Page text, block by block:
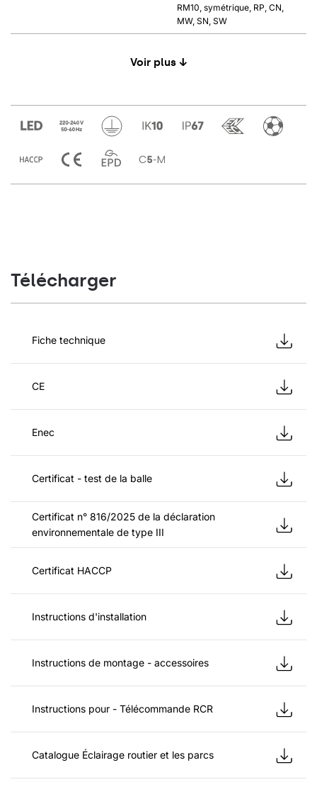
RM10, symétrique, RP, CN,
MW, SN, SW
Voir plus ↓
Télécharger
Fiche technique
CE
Enec
Certificat - test de la balle
Certificat n° 816/2025 de la déclaration
environnementale de type III
Certificat HACCP
Instructions d'installation
Instructions de montage - accessoires
Instructions pour - Télécommande RCR
Catalogue Éclairage routier et les parcs